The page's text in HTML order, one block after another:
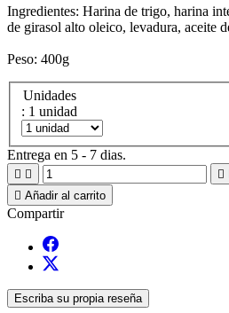
Ingredientes: Harina de trigo, harina
de girasol alto oleico, levadura, aceite
Peso: 400g
Unidades
: 1 unidad
Entrega en 5 - 7 dias.
  
 Añadir al carrito
Compartir
Escriba su propia reseña